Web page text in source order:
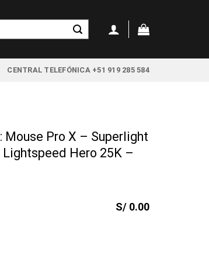
CENTRAL TELEFÓNICA +51 919 285 584
Mouse Pro X – Superlight
Hero 25K –
S/ 0.00